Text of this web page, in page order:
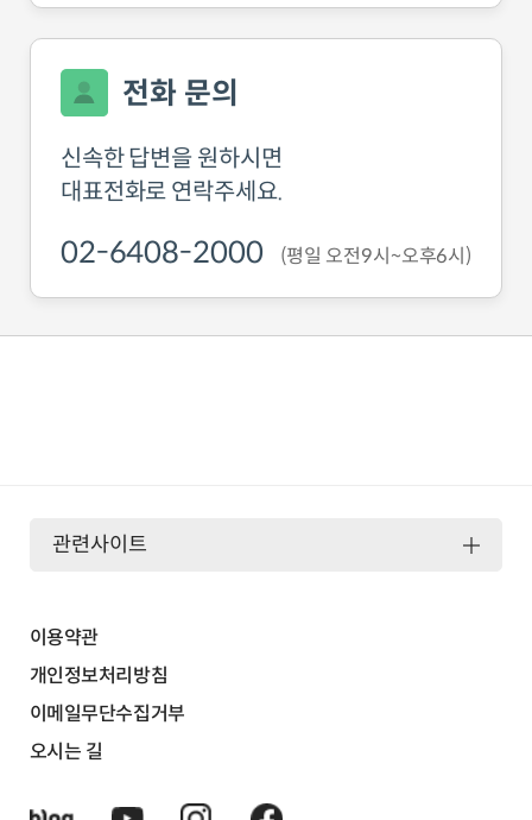
전화 문의
신속한 답변을 원하시면
대표전화로 연락주세요.
02-6408-2000 (평일 오전9시~오후6시)
이용약관
개인정보처리방침
이메일무단수집거부
오시는 길
관련사이트